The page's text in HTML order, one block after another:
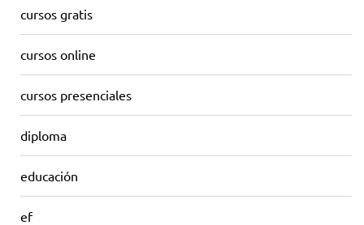
cursos gratis
cursos online
cursos presenciales
diploma
educación
ef